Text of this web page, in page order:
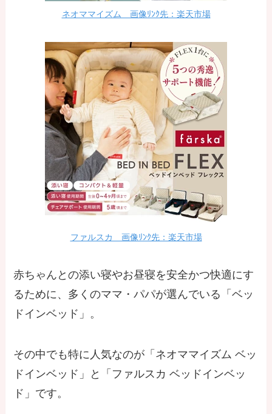
ネオママイズム 画像ﾘﾝｸ先：楽天市場
ファルスカ 画像ﾘﾝｸ先：楽天市場
赤ちゃんとの添い寝やお昼寝を安全かつ快適にす
るために、多くのママ・パパが選んでいる「ベッ
ドインベッド」。
その中でも特に人気なのが「ネオママイズム ベッ
ドインベッド」と「ファルスカ ベッドインベッ
ド」です。